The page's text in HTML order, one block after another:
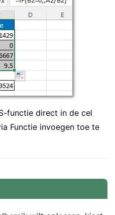
functie direct in de cel
Functie invoegen toe te